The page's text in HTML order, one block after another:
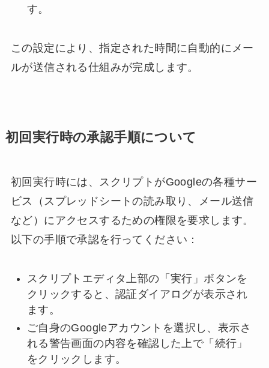
す。
この設定により、指定された時間に自動的にメー
ルが送信される仕組みが完成します。
初回実行時の承認手順について
初回実行時には、スクリプトがGoogleの各種サー
ビス（スプレッドシートの読み取り、メール送信
など）にアクセスするための権限を要求します。
以下の手順で承認を行ってください：
スクリプトエディタ上部の「実行」ボタンを
クリックすると、認証ダイアログが表示され
ます。
ご自身のGoogleアカウントを選択し、表示さ
れる警告画面の内容を確認した上で「続行」
をクリックします。